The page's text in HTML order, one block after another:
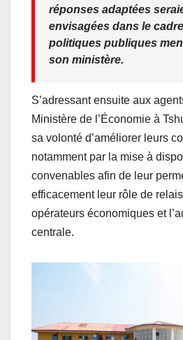
réponses adaptées
envisagées dans le
politiques publiques
son ministère.
S’adressant ensuite aux
Ministère de l’Économie à
sa volonté d’améliorer leurs
notamment par la mise à
convenables afin de leur
efficacement leur rôle de
opérateurs économiques et
centrale.